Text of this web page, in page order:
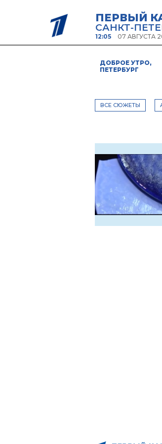
ПЕРВЫЙ
САНКТ-
12:05 07 АВГУСТА
ДОБРОЕ УТРО,
ПЕТЕРБУРГ
ВСЕ СЮЖЕТЫ